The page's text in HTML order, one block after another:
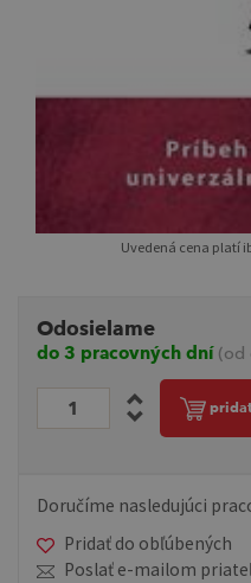
Uvedená cena platí
Odosielame
do 3 pracovných dní (od
Doručíme nasledujúci
Pridať do obľúbených
Poslať e-mailom